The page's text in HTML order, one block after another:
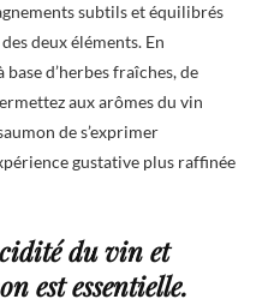
subtils et équilibrés
deux éléments. En
d’herbes fraîches, de
aux arômes du vin
de s’exprimer
gustative plus raffinée
du vin et
est essentielle.